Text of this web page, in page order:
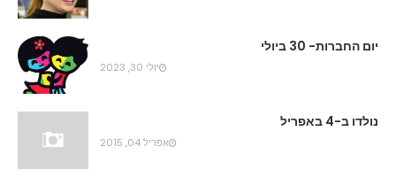
יום החברות- 30 ביולי
יולי 30, 2023
נולדו ב-4 באפריל
אפריל 04, 2015